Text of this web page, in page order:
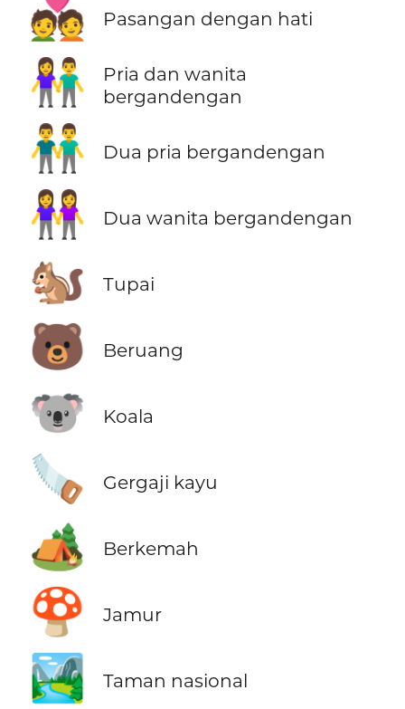
💑 Pasangan dengan hati
👫
Pria dan wanita
bergandengan
👬 Dua pria bergandengan
👭 Dua wanita bergandengan
🐿️ Tupai
🐻 Beruang
🐨 Koala
🪚 Gergaji kayu
🏕️ Berkemah
🍄 Jamur
🏞️ Taman nasional